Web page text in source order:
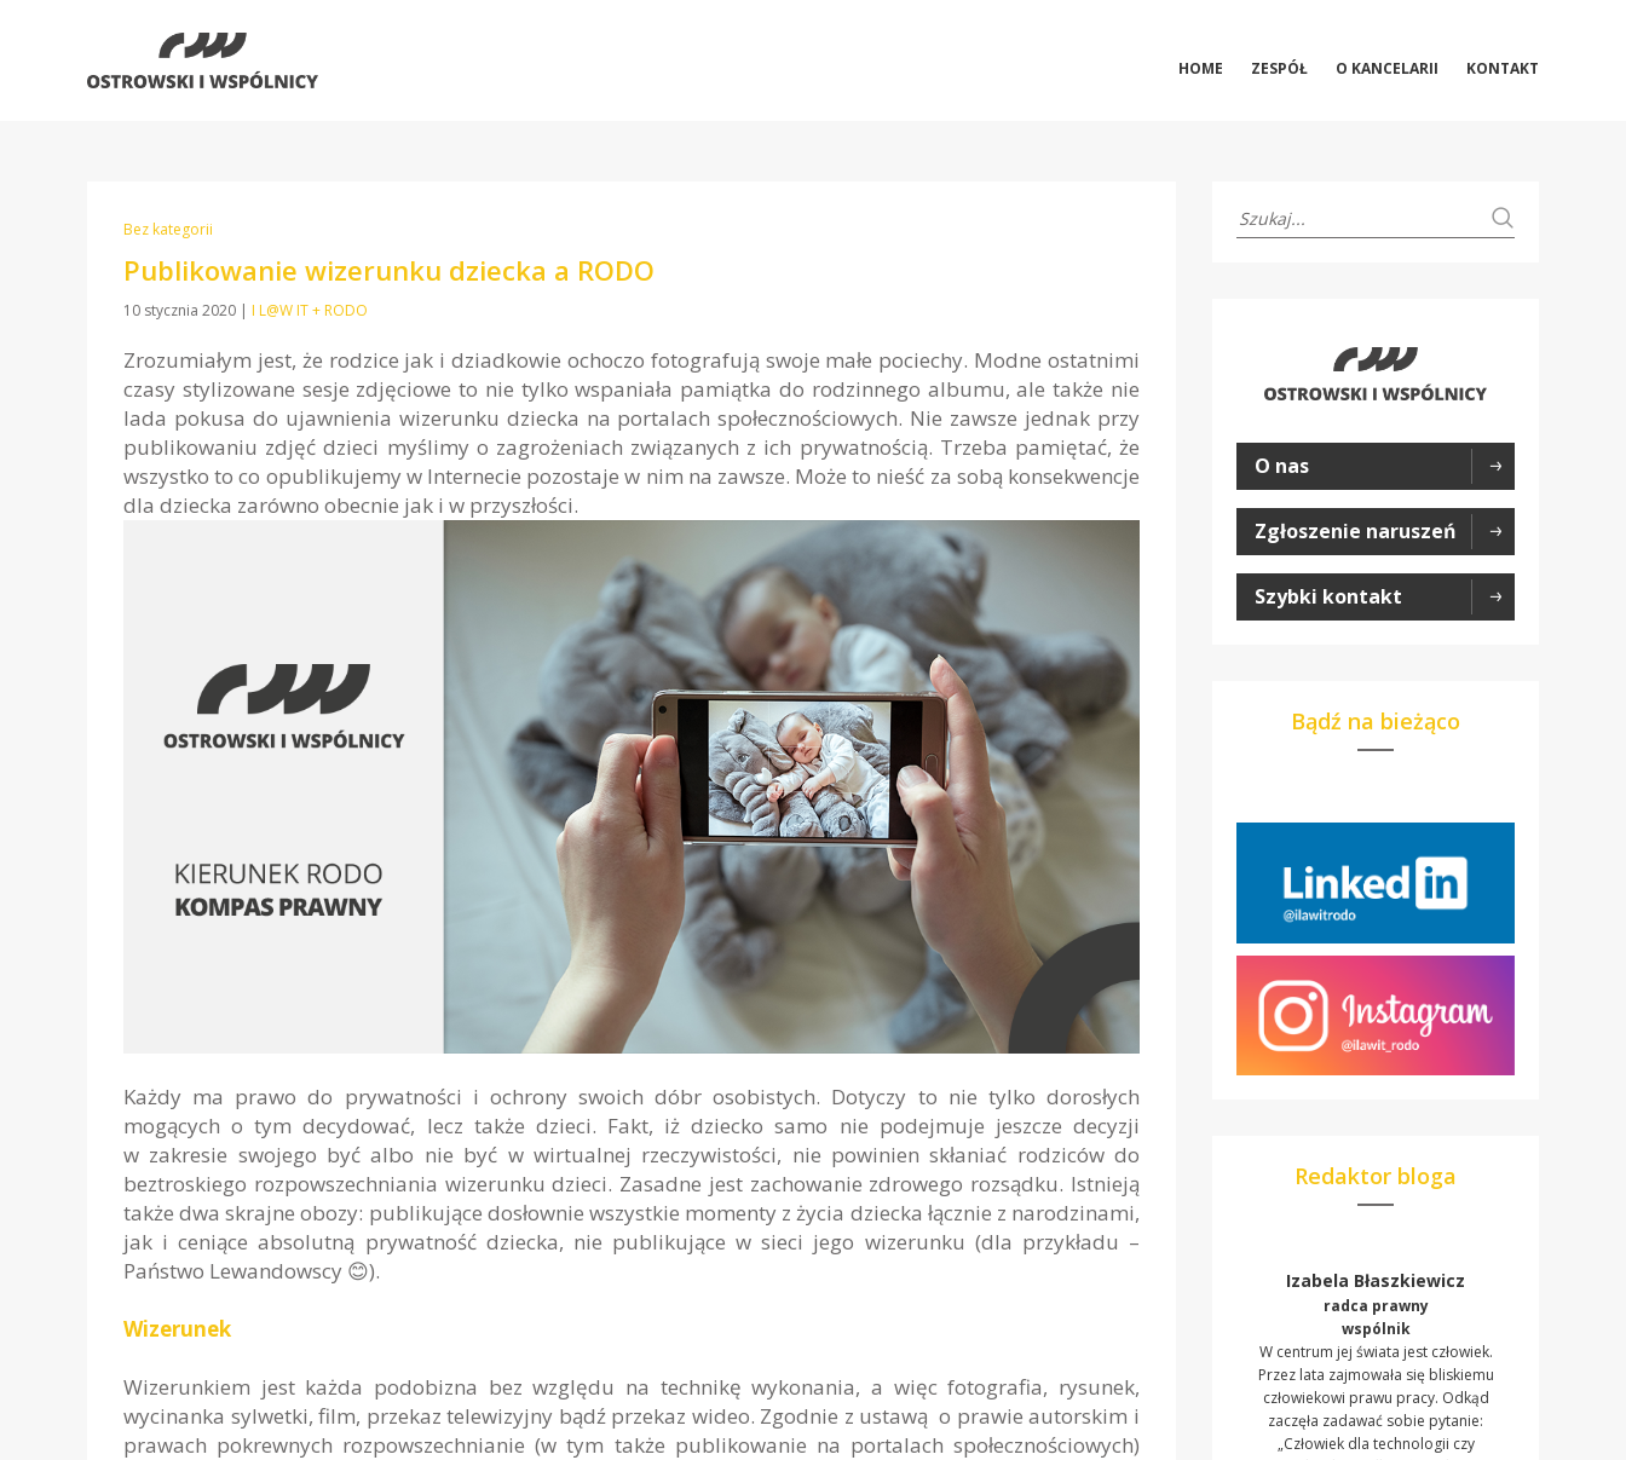
HOME ZESPÓŁ O KANCELARII KONTAKT
Bez kategorii
Publikowanie wizerunku dziecka a RODO
10 stycznia 2020 | I L@W IT + RODO
Zrozumiałym jest, że rodzice jak i dziadkowie ochoczo fotografują swoje małe pociechy. Modne ostatnimi
czasy stylizowane sesje zdjęciowe to nie tylko wspaniała pamiątka do rodzinnego albumu, ale także nie
lada pokusa do ujawnienia wizerunku dziecka na portalach społecznościowych. Nie zawsze jednak przy
publikowaniu zdjęć dzieci myślimy o zagrożeniach związanych z ich prywatnością. Trzeba pamiętać, że
wszystko to co opublikujemy w Internecie pozostaje w nim na zawsze. Może to nieść za sobą konsekwencje
dla dziecka zarówno obecnie jak i w przyszłości.
Każdy ma prawo do prywatności i ochrony swoich dóbr osobistych. Dotyczy to nie tylko dorosłych
mogących o tym decydować, lecz także dzieci. Fakt, iż dziecko samo nie podejmuje jeszcze decyzji
w zakresie swojego być albo nie być w wirtualnej rzeczywistości, nie powinien skłaniać rodziców do
beztroskiego rozpowszechniania wizerunku dzieci. Zasadne jest zachowanie zdrowego rozsądku. Istnieją
także dwa skrajne obozy: publikujące dosłownie wszystkie momenty z życia dziecka łącznie z narodzinami,
jak i ceniące absolutną prywatność dziecka, nie publikujące w sieci jego wizerunku (dla przykładu –
Państwo Lewandowscy 😊).
Wizerunek
Wizerunkiem jest każda podobizna bez względu na technikę wykonania, a więc fotografia, rysunek,
wycinanka sylwetki, film, przekaz telewizyjny bądź przekaz wideo. Zgodnie z ustawą o prawie autorskim i
prawach pokrewnych rozpowszechnianie (w tym także publikowanie na portalach społecznościowych)
O nas
Zgłoszenie naruszeń
Szybki kontakt
Bądź na bieżąco
Redaktor bloga
Izabela Błaszkiewicz
radca prawny
wspólnik
W centrum jej świata jest człowiek.
Przez lata zajmowała się bliskiemu
człowiekowi prawu pracy. Odkąd
zaczęła zadawać sobie pytanie:
„Człowiek dla technologii czy